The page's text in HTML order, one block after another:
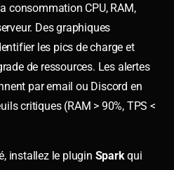
consommation CPU, RAM,
Des graphiques
les pics de charge et
de ressources. Les alertes
par email ou Discord en
critiques (RAM > 90%, TPS <
installez le plugin Sparkqui